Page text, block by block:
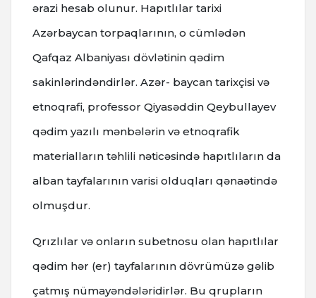
ərazi hesab olunur. Hapıtlılar tarixi
Azərbaycan torpaqlarının, o cümlədən
Qafqaz Albaniyası dövlətinin qədim
sakinlərindəndirlər. Azər- baycan tarixçisi və
etnoqrafi, professor Qiyasəddin Qeybullayev
qədim yazılı mənbələrin və etnoqrafik
materialların təhlili nəticəsində hapıtlıların da
alban tayfalarının varisi olduqları qənaətində
olmuşdur.
Qrızlılar və onların subetnosu olan hapıtlılar
qədim hər (er) tayfalarının dövrümüzə gəlib
çatmış nümayəndələridirlər. Bu qrupların